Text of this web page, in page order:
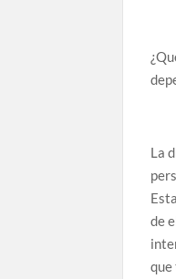
La
de
que